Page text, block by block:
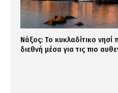
Νάξος: Το κυκλαδίτικο
διεθνή μέσα για τις πιο